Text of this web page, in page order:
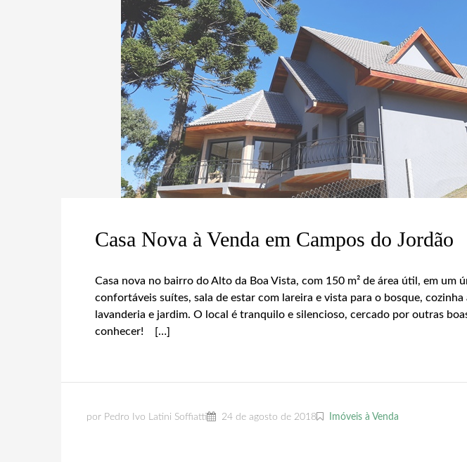
Casa Nova à Venda em Campos do Jordão
Casa nova no bairro do Alto da Boa Vista, com 150 m² de área útil, em um
confortáveis suítes, sala de estar com lareira e vista para o bosque, cozinha
lavanderia e jardim. O local é tranquilo e silencioso, cercado por outras
conhecer! […]
por Pedro Ivo Latini Soffiatti 24 de agosto de 2018 Imóveis à Venda